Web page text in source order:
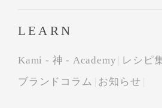
LEARN
Kami - 神 - Academy
レシピ
ブランドコラム
お知らせ